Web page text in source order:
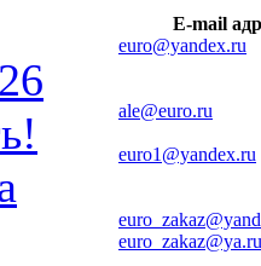
E-mail
eurо@yandex.ru
ale@euro.ru
euro1@yandex.ru
euro_zakaz@ya.ru